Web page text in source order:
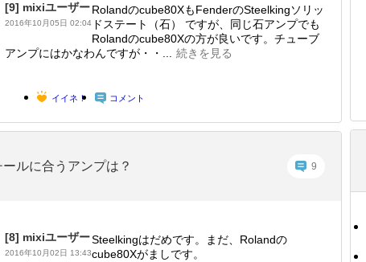
[9] mixiユーザー
2016年10月05日 02:04
Rolandのcube80XもFenderのSteelkingソリッ
ドステート（石） ですが、同じ石アンプでも
Rolandのcube80Xの方が良いです。チューブ
アンプにはかなわんですが・・...
続きを見る
イイネ！ コメント
ールに合うアンプは？ 9
[8] mixiユーザー
2016年10月02日 13:43
Steelkingはだめです。まだ、Rolandの
cube80Xがましです。